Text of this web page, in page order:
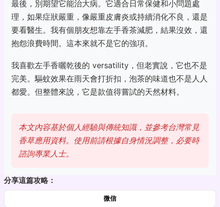
最後，別期望它能治大病。它適合日常保健和小問題處
理，如果症狀嚴重，像嚴重皮膚炎或持續消化不良，還是
要看醫生。我有個朋友想靠左手香茶減肥，結果沒效，還
抱怨浪費時間。這本來就不是它的強項。
我喜歡左手香曬乾後的 versatility，但老實說，它也不是
完美。驅蚊效果在雨天會打折扣，泡茶的味道也不是人人
都愛。但整體來說，它是款值得嘗試的天然材料。
本文內容基於個人經驗與傳統知識，並參考台灣常見
香草應用資料。使用前請根據自身情況調整，必要時
諮詢專業人士。
分享這篇攻略：
微信